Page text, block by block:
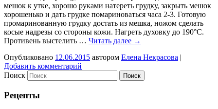
мешок к утке, хорошо руками натереть грудку, закрыть мешок
хорошенько и дать грудке помариноваться часа 2-3. Готовую
промаринованную грудку достать из мешка, ножом сделать
косые надрезы со стороны кожи. Нагреть духовку до 190°С.
Противень выстелить … Читать далее →
Опубликовано 12.06.2015 автором Елена Некрасова |
Добавить комментарий
Поиск
Рецепты